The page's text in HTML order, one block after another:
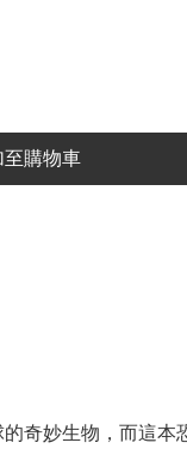
至購物車
奇妙生物，而這本